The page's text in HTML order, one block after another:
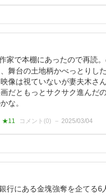
家で本棚にあったので再読
舞台の土地柄かべっとりし
像は視ていないが妻夫木さ
だともっとサクサク進んだ
な。
★11 コメント(0) 2025/03/04
行にある金塊強奪を企てる